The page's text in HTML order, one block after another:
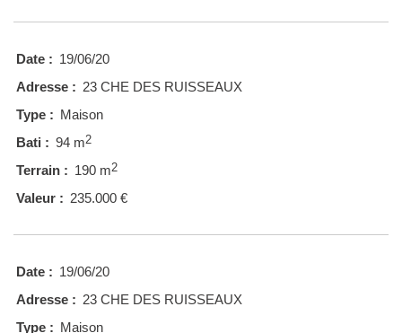
Date : 19/06/20
Adresse : 23 CHE DES RUISSEAUX
Type : Maison
Bati : 94 m2
Terrain : 190 m2
Valeur : 235.000 €
Date : 19/06/20
Adresse : 23 CHE DES RUISSEAUX
Type : Maison